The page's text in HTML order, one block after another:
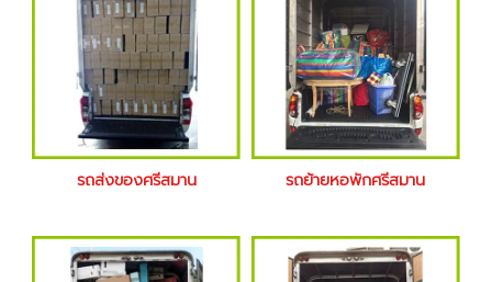
รถส่งของศรีสมาน รถย้ายหอพักศรีสมาน